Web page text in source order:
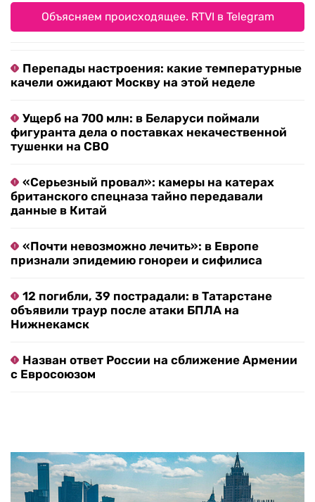
Объясняем происходящее. RTVI в Telegram
Перепады настроения: какие температурные
качели ожидают Москву на этой неделе
Ущерб на 700 млн: в Беларуси поймали
фигуранта дела о поставках некачественной
тушенки на СВО
«Серьезный провал»: камеры на катерах
британского спецназа тайно передавали
данные в Китай
«Почти невозможно лечить»: в Европе
признали эпидемию гонореи и сифилиса
12 погибли, 39 пострадали: в Татарстане
объявили траур после атаки БПЛА на
Нижнекамск
Назван ответ России на сближение Армении
с Евросоюзом